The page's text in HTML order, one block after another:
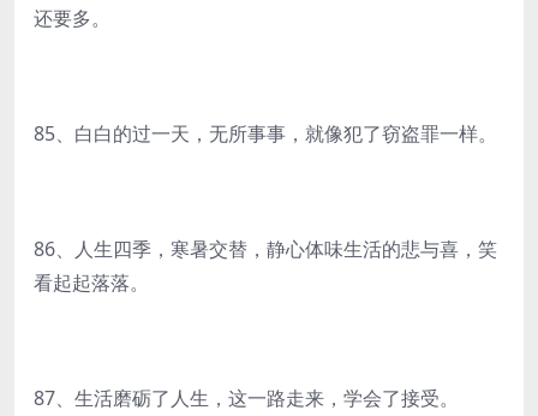
还要多。
85、白白的过一天，无所事事，就像犯了窃盗罪一样。
86、人生四季，寒暑交替，静心体味生活的悲与喜，笑
看起起落落。
87、生活磨砺了人生，这一路走来，学会了接受。